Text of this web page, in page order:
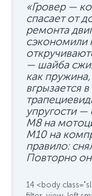
«Гровер —
спасает от
ремонта
сэкономили
— шайба
как
вгрызается
упругости —
M8 на
M10 на
правило:
Повторно